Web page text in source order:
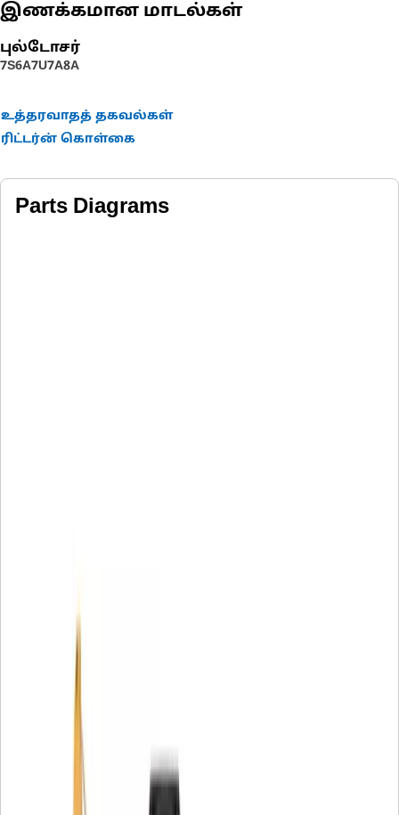
இணக்கமான மாடல்கள்
புல்டோசர்
7S6A7U7A8A
உத்தரவாதத் தகவல்கள்
ரிட்டர்ன் கொள்கை
Parts Diagrams